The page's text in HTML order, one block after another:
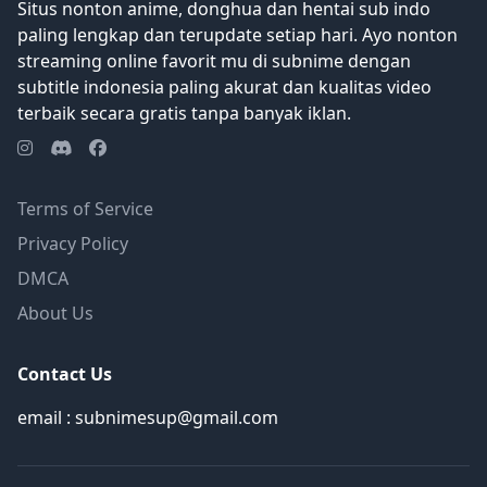
Situs nonton anime, donghua dan hentai sub indo
paling lengkap dan terupdate setiap hari. Ayo nonton
streaming online favorit mu di subnime dengan
subtitle indonesia paling akurat dan kualitas video
terbaik secara gratis tanpa banyak iklan.
Terms of Service
Privacy Policy
DMCA
About Us
Contact Us
email : subnimesup@gmail.com